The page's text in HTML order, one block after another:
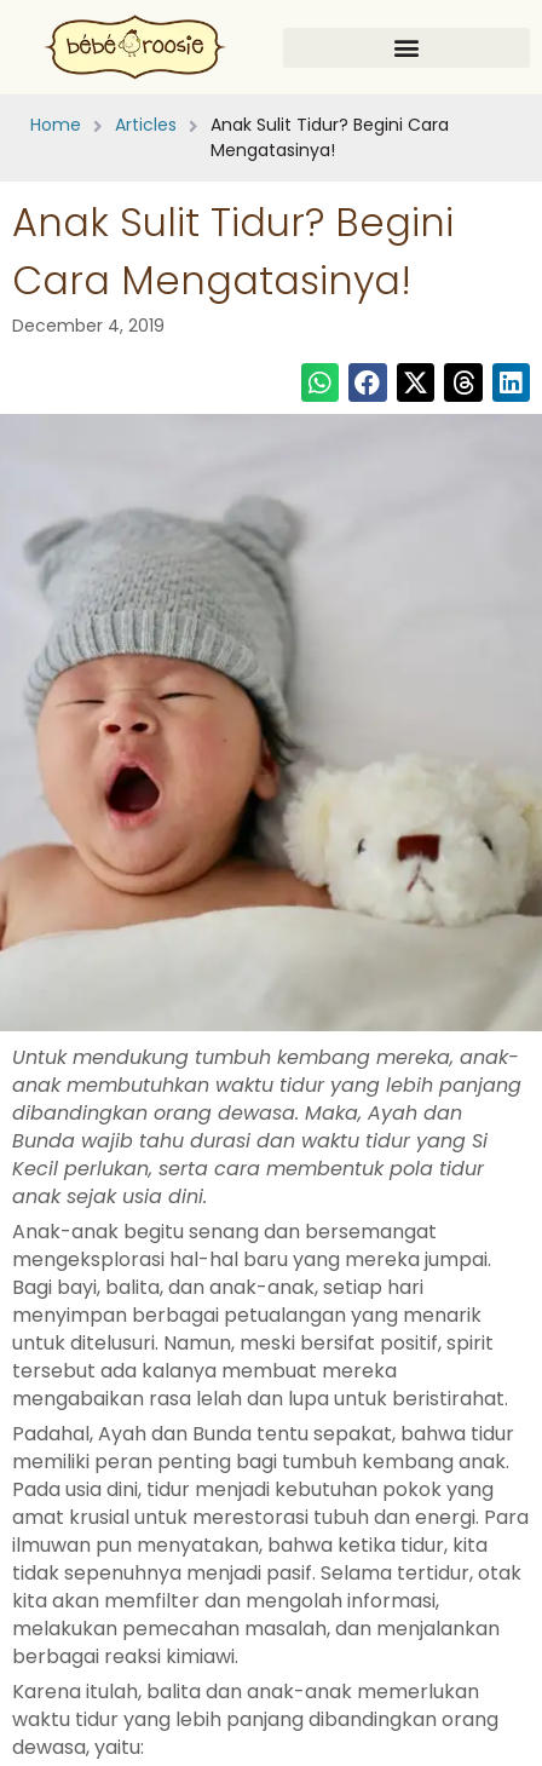
Home Articles
Anak Sulit Tidur? Begini Cara
Mengatasinya!
Anak Sulit Tidur? Begini
Cara Mengatasinya!
December 4, 2019
Untuk mendukung tumbuh kembang mereka, anak-
anak membutuhkan waktu tidur yang lebih panjang
dibandingkan orang dewasa. Maka, Ayah dan
Bunda wajib tahu durasi dan waktu tidur yang Si
Kecil perlukan, serta cara membentuk pola tidur
anak sejak usia dini.
Anak-anak begitu senang dan bersemangat
mengeksplorasi hal-hal baru yang mereka jumpai.
Bagi bayi, balita, dan anak-anak, setiap hari
menyimpan berbagai petualangan yang menarik
untuk ditelusuri. Namun, meski bersifat positif, spirit
tersebut ada kalanya membuat mereka
mengabaikan rasa lelah dan lupa untuk beristirahat.
Padahal, Ayah dan Bunda tentu sepakat, bahwa tidur
memiliki peran penting bagi tumbuh kembang anak.
Pada usia dini, tidur menjadi kebutuhan pokok yang
amat krusial untuk merestorasi tubuh dan energi. Para
ilmuwan pun menyatakan, bahwa ketika tidur, kita
tidak sepenuhnya menjadi pasif. Selama tertidur, otak
kita akan memfilter dan mengolah informasi,
melakukan pemecahan masalah, dan menjalankan
berbagai reaksi kimiawi.
Karena itulah, balita dan anak-anak memerlukan
waktu tidur yang lebih panjang dibandingkan orang
dewasa, yaitu: